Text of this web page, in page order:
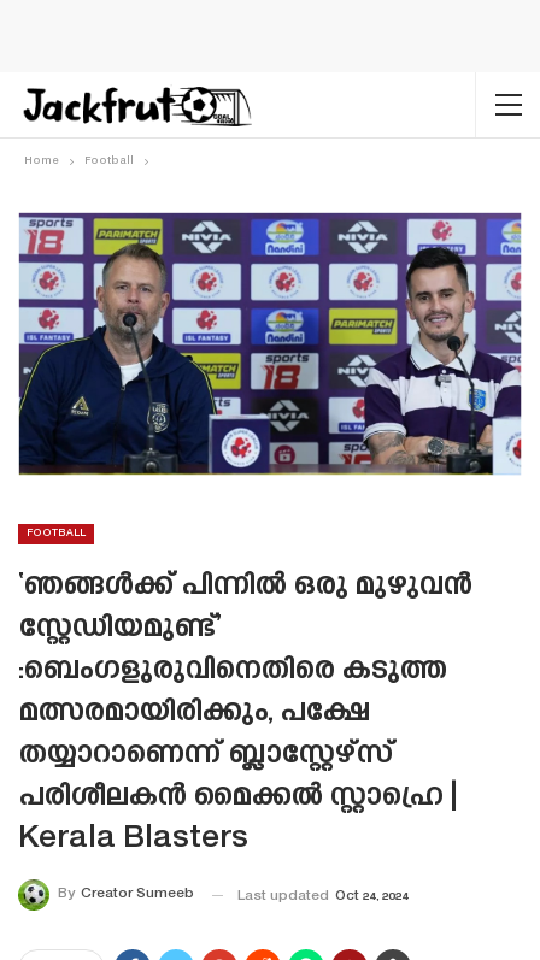
Home Football
FOOTBALL
‘ഞങ്ങൾക്ക് പിന്നിൽ ഒരു മുഴുവൻ
സ്റ്റേഡിയമുണ്ട്’
:ബെംഗളുരുവിനെതിരെ കടുത്ത
മത്സരമായിരിക്കും, പക്ഷേ
തയ്യാറാണെന്ന് ബ്ലാസ്റ്റേഴ്‌സ്
പരിശീലകൻ മൈക്കൽ സ്റ്റാഹ്രെ |
Kerala Blasters
By Creator Sumeeb Last updated Oct 24, 2024